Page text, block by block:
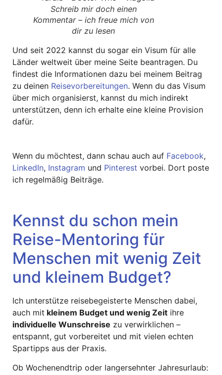
Schreib mir doch einen
Kommentar – ich freue mich von
dir zu lesen
Und seit 2022 kannst du sogar ein Visum für alle
Länder weltweit über meine Seite beantragen. Du
findest die Informationen dazu bei meinem Beitrag
zu deinen Reisevorbereitungen. Wenn du das Visum
über mich organisierst, kannst du mich indirekt
unterstützen, denn ich erhalte eine kleine Provision
dafür.
Wenn du möchtest, dann schau auch auf Facebook,
LinkedIn, Instagram und Pinterest vorbei. Dort poste
ich regelmäßig Beiträge.
Kennst du schon mein
Reise-Mentoring für
Menschen mit wenig Zeit
und kleinem Budget?
Ich unterstütze reisebegeisterte Menschen dabei,
auch mit kleinem Budget und wenig Zeit ihre
individuelle Wunschreise zu verwirklichen –
entspannt, gut vorbereitet und mit vielen echten
Spartipps aus der Praxis.
Ob Wochenendtrip oder langersehnter Jahresurlaub: